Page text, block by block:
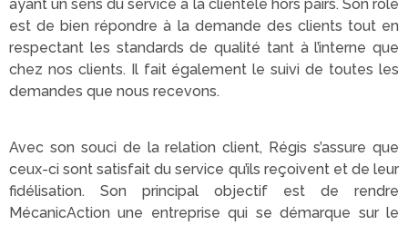
ayant un sens du service à la clientèle hors pairs. Son rôle
est de bien répondre à la demande des clients tout en
respectant les standards de qualité tant à l’interne que
chez nos clients. Il fait également le suivi de toutes les
demandes que nous recevons.
Avec son souci de la relation client, Régis s’assure que
ceux-ci sont satisfait du service qu’ils reçoivent et de leur
fidélisation. Son principal objectif est de rendre
MécanicAction une entreprise qui se démarque sur le